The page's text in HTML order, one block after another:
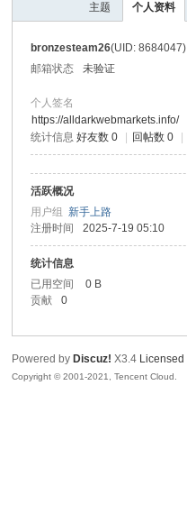
主题 个人资料
bronzesteam26(UID: 8684047)
邮箱状态
未验证
个人签名
https://alldarkwebmarkets.info/
统计信息 好友数 0 回帖数 0
活跃概况
用户组新手上路
注册时间
2025-7-19 05:10
统计信息
已用空间
0 B
贡献
0
Powered by Discuz! X3.4 Licensed
Copyright © 2001-2021, Tencent Cloud.